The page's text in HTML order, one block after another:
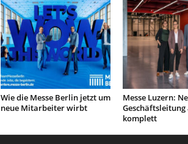
Wie die Messe Berlin jetzt um
neue Mitarbeiter wirbt
Messe Luzern:
komplett